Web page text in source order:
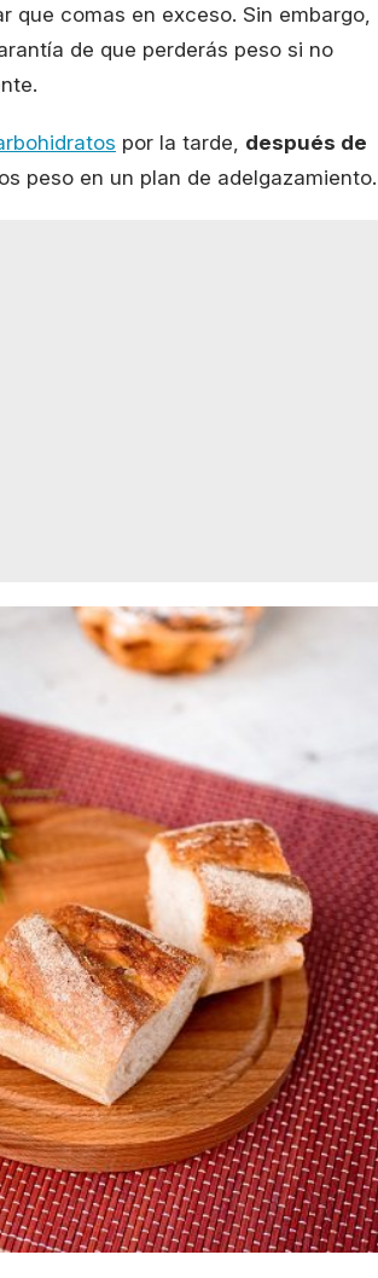
que comas en exceso. Sin embargo,
de que perderás peso si no
por la tarde, después de
peso en un plan de adelgazamiento.